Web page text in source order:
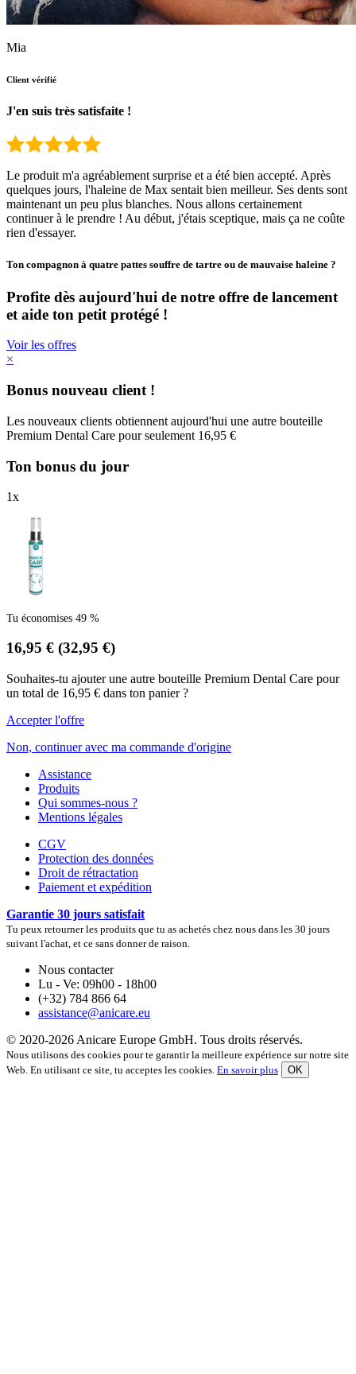
Mia
Client vérifié
J'en suis très satisfaite !
Le produit m'a agréablement surprise et a été bien accepté. Après
quelques jours, l'haleine de Max sentait bien meilleur. Ses dents sont
maintenant un peu plus blanches. Nous allons certainement
continuer à le prendre ! Au début, j'étais sceptique, mais ça ne coûte
rien d'essayer.
Ton compagnon à quatre pattes souffre de tartre ou de mauvaise haleine ?
Profite dès aujourd'hui de notre offre de lancement
et aide ton petit protégé !
Voir les offres
×
Bonus nouveau client !
Les nouveaux clients obtiennent aujourd'hui une autre bouteille
Premium Dental Care pour seulement 16,95 €
Ton bonus du jour
1x
Tu économises 49 %
16,95 € (32,95 €)
Souhaites-tu ajouter une autre bouteille Premium Dental Care pour
un total de 16,95 € dans ton panier ?
Accepter l'offre
Non, continuer avec ma commande d'origine
Assistance
Produits
Qui sommes-nous ?
Mentions légales
CGV
Protection des données
Droit de rétractation
Paiement et expédition
Garantie 30 jours satisfait
Tu peux retourner les produits que tu as achetés chez nous dans les 30 jours
suivant l'achat, et ce sans donner de raison.
Nous contacter
Lu - Ve: 09h00 - 18h00
(+32) 784 866 64
assistance@anicare.eu
© 2020-2026 Anicare Europe GmbH. Tous droits réservés.
Nous utilisons des cookies pour te garantir la meilleure expérience sur notre site
Web. En utilisant ce site, tu acceptes les cookies. En savoir plus OK